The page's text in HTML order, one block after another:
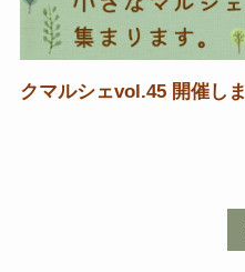
クマルシェvol.45 開催し